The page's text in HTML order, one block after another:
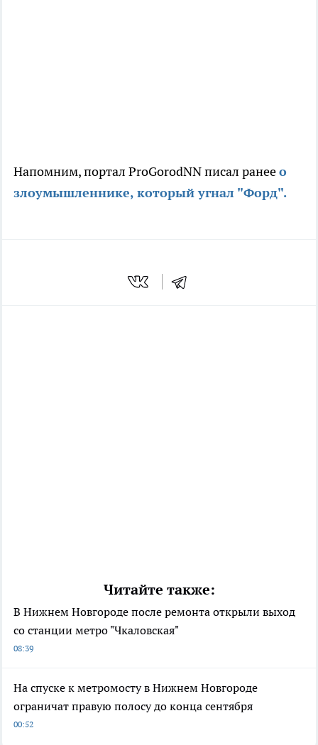
Напомним, портал ProGorodNN писал ранеео
злоумышленнике, который угнал "Форд".
Читайте также:
В Нижнем Новгороде после ремонта открыли выход
со станции метро "Чкаловская"
08:39
На спуске к метромосту в Нижнем Новгороде
ограничат правую полосу до конца сентября
00:52